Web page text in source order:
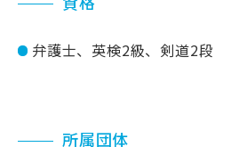
弁護士、英検2級、剣道2段
所属団体